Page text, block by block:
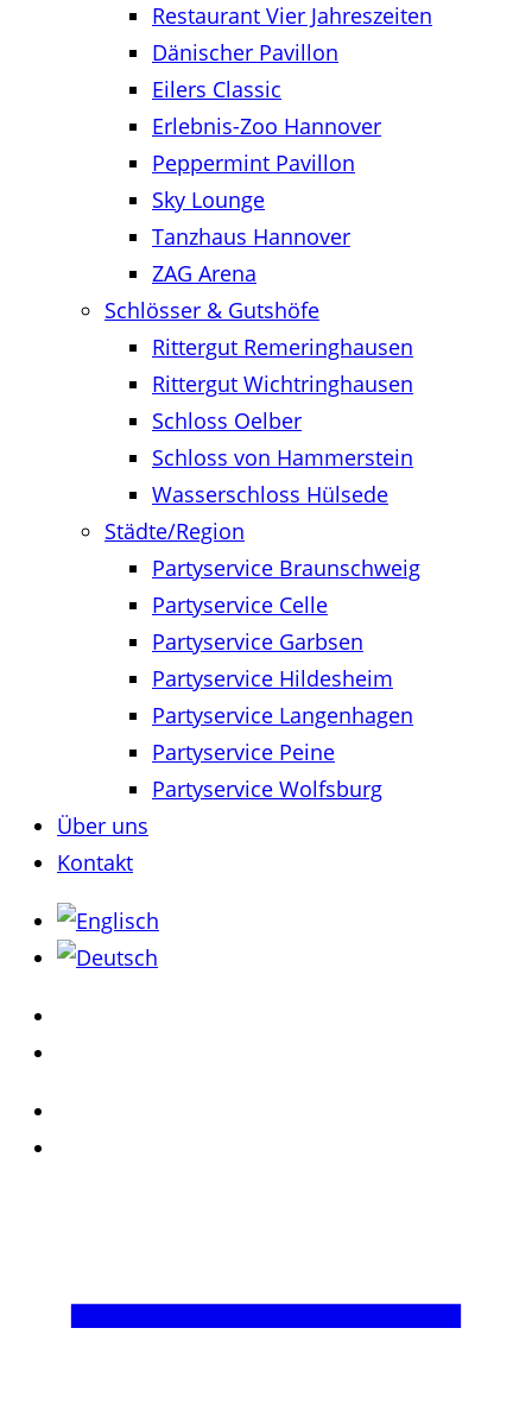
Restaurant Vier Jahreszeiten
Dänischer Pavillon
Eilers Classic
Erlebnis-Zoo Hannover
Peppermint Pavillon
Sky Lounge
Tanzhaus Hannover
ZAG Arena
Schlösser & Gutshöfe
Rittergut Remeringhausen
Rittergut Wichtringhausen
Schloss Oelber
Schloss von Hammerstein
Wasserschloss Hülsede
Städte/Region
Partyservice Braunschweig
Partyservice Celle
Partyservice Garbsen
Partyservice Hildesheim
Partyservice Langenhagen
Partyservice Peine
Partyservice Wolfsburg
Über uns
Kontakt